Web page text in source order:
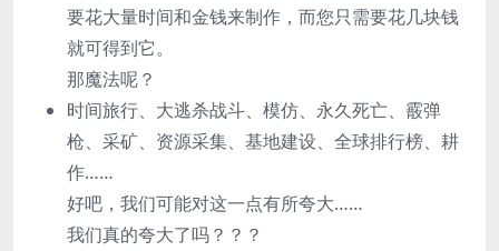
要花大量时间和金钱来制作，而您只需要花几块钱
就可得到它。
那魔法呢？
时间旅行、大逃杀战斗、模仿、永久死亡、霰弹
枪、采矿、资源采集、基地建设、全球排行榜、耕
作……
好吧，我们可能对这一点有所夸大……
我们真的夸大了吗？？？